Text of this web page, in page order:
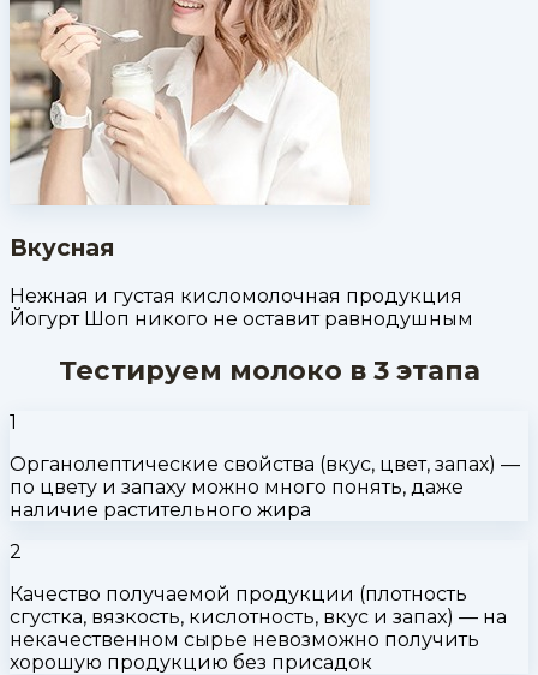
Вкусная
Нежная и густая кисломолочная продукция
Йогурт Шоп никого не оставит равнодушным
Тестируем молоко в 3 этапа
1
Органолептические свойства (вкус, цвет, запах) —
по цвету и запаху можно много понять, даже
наличие растительного жира
2
Качество получаемой продукции (плотность
сгустка, вязкость, кислотность, вкус и запах) — на
некачественном сырье невозможно получить
хорошую продукцию без присадок